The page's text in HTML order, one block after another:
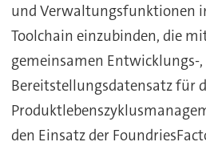
und Verwaltungsfunktionen
Toolchain einzubinden, die
gemeinsamen Entwicklungs-
Bereitstellungsdatensatz für
den Einsatz der